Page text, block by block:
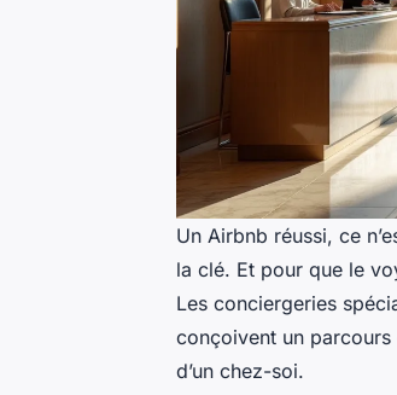
Un Airbnb réussi, ce
la clé. Et pour que le
Les conciergeries
conçoivent un parcours
d’un chez-soi.